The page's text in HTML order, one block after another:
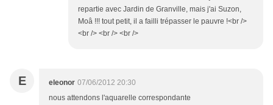
repartie avec Jardin de Granville, mais j'ai Suzon,
Moâ !!! tout petit, il a failli trépasser le pauvre !<br />
<br /> <br /> <br />
E eleonor 07/06/2012 20:30
nous attendons l'aquarelle correspondante